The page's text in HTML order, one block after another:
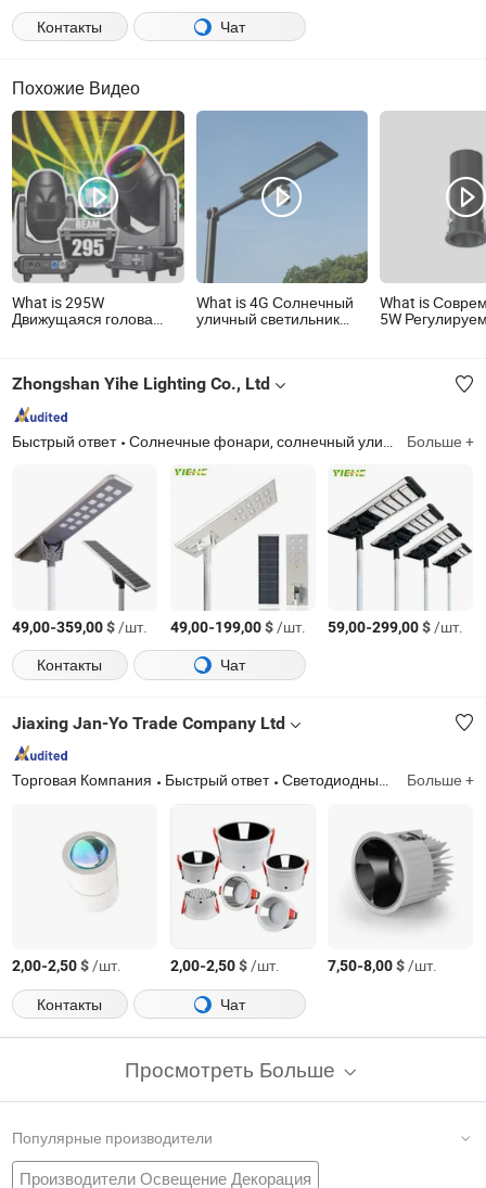
Контакты
Чат
Похожие Видео
What is 295W
Движущаяся голова
профессиональные DJ
What is 4G Солнечный
уличный светильник
What is
5W
для стильных
Zhongshan Yihe Lighting Co., Ltd
Быстрый ответ Солнечные фонари, солнечный уличный светильник, солнечный уличный светильник «всё в одном», солнечный уличный светильник «всё в двух», солнечный садовый светильник, солнечный Flood Light Больше +
49,00-359,00$/шт. 49,00-199,00$/шт. 59,00-299,00$/шт.
Контакты
Чат
Jiaxing Jan-Yo Trade Company Ltd
Торговая Компания Быстрый ответ Светодиодный точечный светильник, светодиодная лампа, светодиодный потолочный светильник Больше +
2,00-2,50$/шт. 2,00-2,50$/шт. 7,50-8,00$/шт.
Контакты
Чат
Просмотреть Больше
Популярные производители
Производители Освещение Декорация